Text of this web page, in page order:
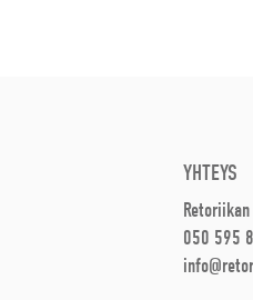
YHTEYS
050 595